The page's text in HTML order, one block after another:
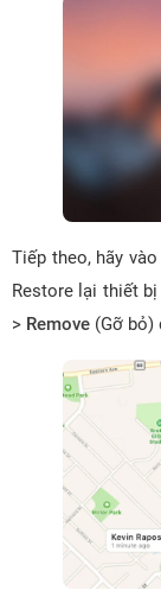
Tiếp theo, hãy vào
Restore lại thiết bị
> Remove (Gỡ bỏ)